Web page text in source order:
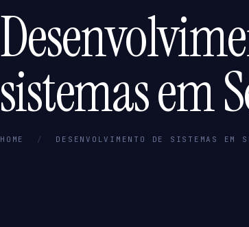
sistemas em
HOME / DESENVOLVIMENTO DE SISTEMAS EM